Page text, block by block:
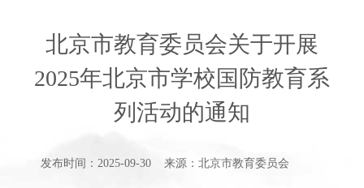
北京市教育委员会关于开展
2025年北京市学校国防教育系
列活动的通知
发布时间：2025-09-30 来源：北京市教育委员会